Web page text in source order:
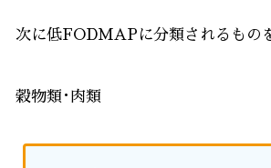
次に低FODMAPに分類されるもの
穀物類･肉類